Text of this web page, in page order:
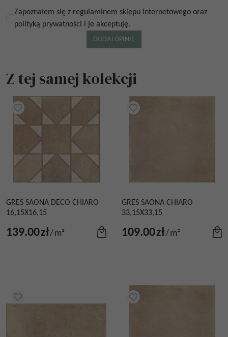
Zapoznałem się z regulaminem sklepu internetowego oraz
polityką prywatności i je akceptuję.
Z tej samej kolekcji
GRES SAONA DECO CHIARO
16,15X16,15
139.00zł/m²
GRES SAONA CHIARO
33,15X33,15
109.00zł/m²